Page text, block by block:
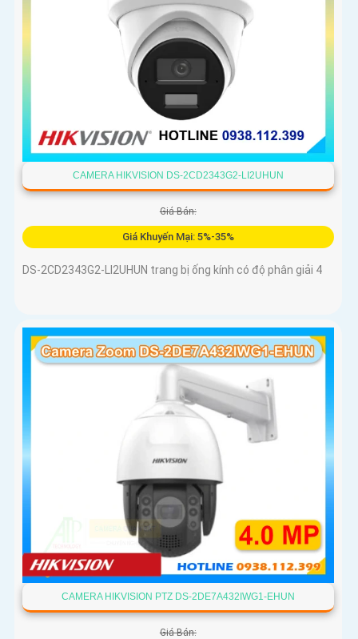
CAMERA HIKVISION DS-2CD2343G2-LI2UHUN
Giá Bán:
Giá Khuyến Mại: 5%-35%
DS-2CD2343G2-LI2UHUN trang bị ống kính có độ phân giải 4
CAMERA HIKVISION PTZ DS-2DE7A432IWG1-EHUN
Giá Bán: